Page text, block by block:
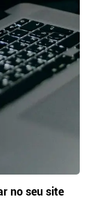
no seu site